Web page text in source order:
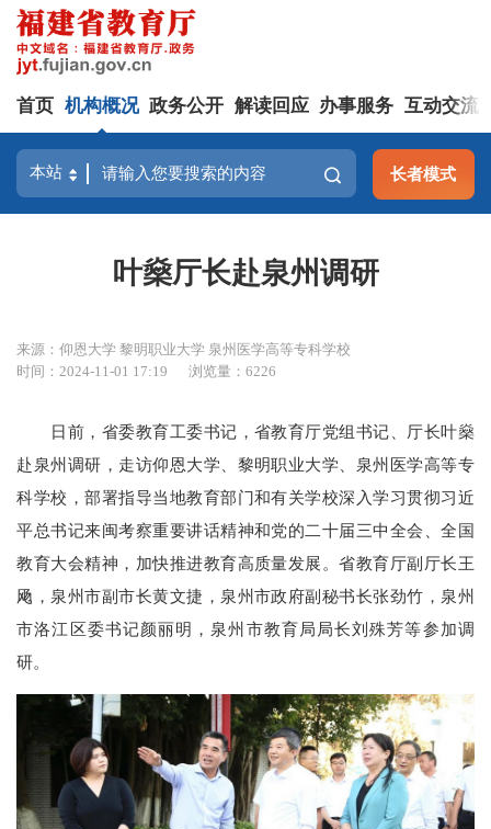
首页 机构概况 政务公开 解读回应 办事服务 互动交流
长者模式
叶燊厅长赴泉州调研
来源：仰恩大学 黎明职业大学 泉州医学高等专科学校
时间：2024-11-01 17:19
浏览量：6226
日前，省委教育工委书记，省教育厅党组书记、厅长叶燊
赴泉州调研，走访仰恩大学、黎明职业大学、泉州医学高等专
科学校，部署指导当地教育部门和有关学校深入学习贯彻习近
平总书记来闽考察重要讲话精神和党的二十届三中全会、全国
教育大会精神，加快推进教育高质量发展。省教育厅副厅长王
飏，泉州市副市长黄文捷，泉州市政府副秘书长张劲竹，泉州
市洛江区委书记颜丽明，泉州市教育局局长刘殊芳等参加调
研。